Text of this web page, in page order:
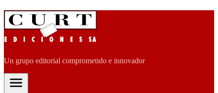
Un grupo editorial comprometido e innovador